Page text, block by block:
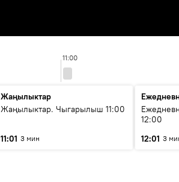
11:00
Жаңылыктар
Жаңылыктар. Чыгарылыш 11:00
11:01 3 мин
12:00
12:01 3